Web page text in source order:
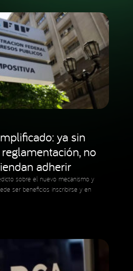
ya sin
no
adherir
sobre el nuevo mecanismo y
ser beneficios inscribirse y en